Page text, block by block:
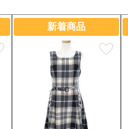
新着商品
favorite